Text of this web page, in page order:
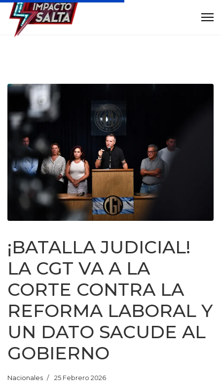
¡BATALLA JUDICIAL!
LA CGT VA A LA
CORTE CONTRA LA
REFORMA LABORAL Y
UN DATO SACUDE AL
GOBIERNO
Nacionales 25 Febrero 2026